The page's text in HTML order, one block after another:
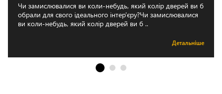
Чи замислювалися ви коли-небудь, який колір дверей ви б
обрали для свого ідеального інтер'єру?Чи замислювалися
ви коли-небудь, який колір дверей ви б ..
Детальніше